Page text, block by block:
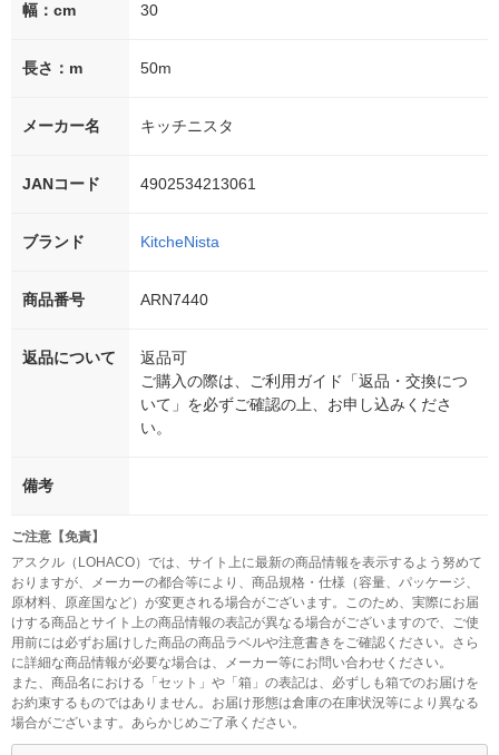
幅：cm 30
長さ：m 50m
メーカー名 キッチニスタ
JANコード 4902534213061
ブランド KitcheNista
商品番号 ARN7440
返品について
返品可
ご購入の際は、ご利用ガイド「返品・交換につ
いて」を必ずご確認の上、お申し込みくださ
い。
備考
ご注意【免責】
アスクル（LOHACO）では、サイト上に最新の商品情報を表示するよう努めて
おりますが、メーカーの都合等により、商品規格・仕様（容量、パッケージ、
原材料、原産国など）が変更される場合がございます。このため、実際にお届
けする商品とサイト上の商品情報の表記が異なる場合がございますので、ご使
用前には必ずお届けした商品の商品ラベルや注意書きをご確認ください。さら
に詳細な商品情報が必要な場合は、メーカー等にお問い合わせください。
また、商品名における「セット」や「箱」の表記は、必ずしも箱でのお届けを
お約束するものではありません。お届け形態は倉庫の在庫状況等により異なる
場合がございます。あらかじめご了承ください。